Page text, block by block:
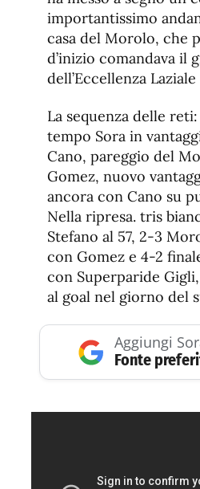
importantissimo
casa del Morolo, che
d’inizio comandava il
dell’Eccellenza
La sequenza delle
tempo Sora in
Cano, pareggio del
Gomez, nuovo
ancora con Cano su
Nella ripresa. tris
Stefano al 57, 2-3
con Gomez e 4-2
con Superparide
al goal nel giorno del
Aggiungi
Fonte